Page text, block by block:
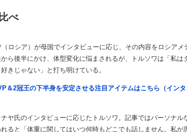
べ
シア）が母国でインタビューに応じ、その内容をロシアメ
ら後半にかけ、体型変化に悩まされるが、トルソワは「私は
きじゃない」と打ち明けている。
2冠王の下半身を安定させる注目アイテムはこちら（インタ
氏のインタビューに応じたトルソワ。記事ではパーソナル
ると「体重に関してはいつ何時もどこでも話しません。私が